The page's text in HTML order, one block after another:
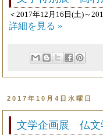
＜2017年12月16日(土)～
詳細を見る »
2017年10月4日水曜日
文学企画展 仏文